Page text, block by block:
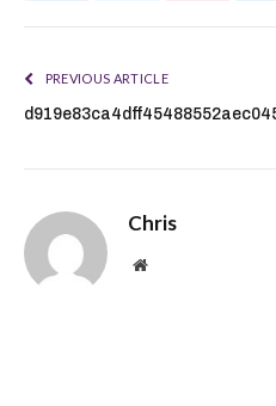
PREVIOUS ARTICLE
Chris
Website